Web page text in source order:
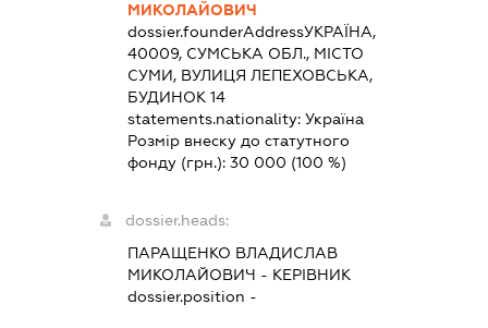
МИКОЛАЙОВИЧ
dossier.founderAddressУКРАЇНА,
40009, СУМСЬКА ОБЛ., МІСТО
СУМИ, ВУЛИЦЯ ЛЕПЕХОВСЬКА,
БУДИНОК 14
statements.nationality:Україна
Розмір внеску до статутного
фонду (грн.):30 000 (100 %)
dossier.heads:
ПАРАЩЕНКО ВЛАДИСЛАВ
МИКОЛАЙОВИЧ - КЕРІВНИК
dossier.position -